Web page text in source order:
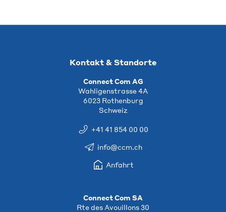
Kontakt & Standorte
Connect Com AG
Wahligenstrasse 4A
6023 Rothenburg
Schweiz
+41 41 854 00 00
info@ccm.ch
Anfahrt
Connect Com SA
Rte des Avouillons 30